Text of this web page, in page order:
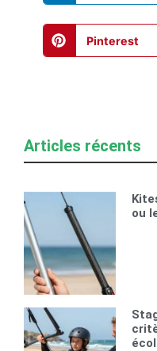
Pinterest
Articles récents
ou